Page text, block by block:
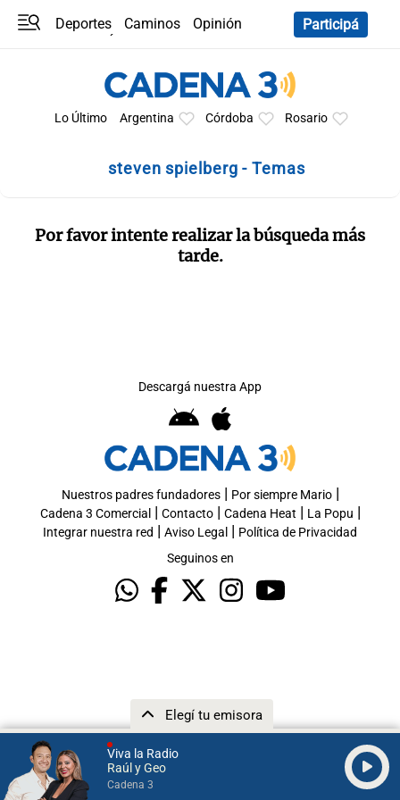
Viva la Radio
Raúl y Geo
Cadena 3
Elegí tu emisora
Deportes Caminos
Opinión
Participá
Lo Último Argentina Córdoba Rosario
steven spielberg - Temas
Por favor intente realizar la búsqueda más
tarde.
Descargá nuestra App
Nuestros padres fundadores| Por siempre Mario|
Cadena 3 Comercial | Contacto| Cadena Heat | La Popu |
Integrar nuestra red | Aviso Legal | Política de Privacidad
Seguinos en